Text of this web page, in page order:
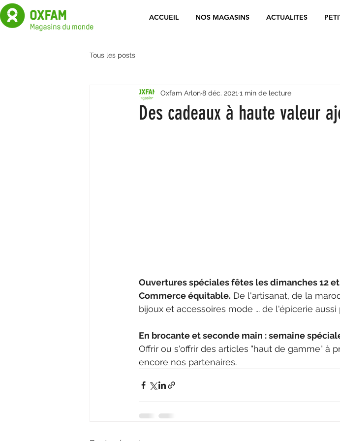
ACCUEIL NOS MAGASINS ACTUALITES
Tous les posts
Des cadeaux à haute valeur
Oxfam Arlon8 déc. 2021 1 min de lecture
Ouvertures spéciales fêtes les dimanches 12
Commerce équitable. De l'artisanat, de la
bijoux et accessoires mode ... de l'épicerie
En brocante et seconde main : semaine
Offrir ou s'offrir des articles "haut de gamme" à
encore nos partenaires.